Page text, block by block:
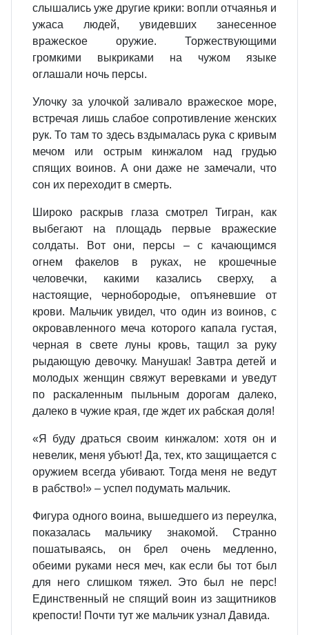
слышались уже другие крики: вопли отчаянья и
ужаса людей, увидевших занесенное
вражеское оружие. Торжествующими
громкими выкриками на чужом языке
оглашали ночь персы.
Улочку за улочкой заливало вражеское море,
встречая лишь слабое сопротивление женских
рук. То там то здесь вздымалась рука с кривым
мечом или острым кинжалом над грудью
спящих воинов. А они даже не замечали, что
сон их переходит в смерть.
Широко раскрыв глаза смотрел Тигран, как
выбегают на площадь первые вражеские
солдаты. Вот они, персы – с качающимся
огнем факелов в руках, не крошечные
человечки, какими казались сверху, а
настоящие, чернобородые, опъяневшие от
крови. Мальчик увидел, что один из воинов, с
окровавленного меча которого капала густая,
черная в свете луны кровь, тащил за руку
рыдающую девочку. Манушак! Завтра детей и
молодых женщин свяжут веревками и уведут
по раскаленным пыльным дорогам далеко,
далеко в чужие края, где ждет их рабская доля!
«Я буду драться своим кинжалом: хотя он и
невелик, меня убъют! Да, тех, кто защищается с
оружием всегда убивают. Тогда меня не ведут
в рабство!» – успел подумать мальчик.
Фигура одного воина, вышедшего из переулка,
показалась мальчику знакомой. Странно
пошатываясь, он брел очень медленно,
обеими руками неся меч, как если бы тот был
для него слишком тяжел. Это был не перс!
Единственный не спящий воин из защитников
крепости! Почти тут же мальчик узнал Давида.